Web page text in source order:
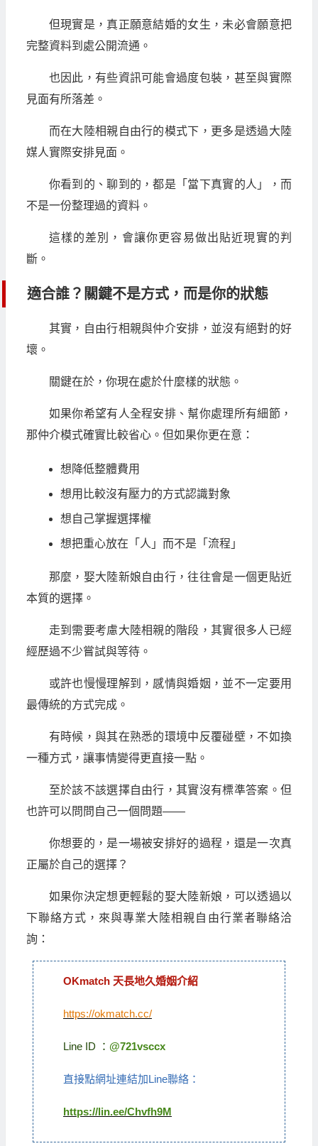
但現實是，真正願意結婚的女生，未必會願意把
完整資料到處公開流通。
也因此，有些資訊可能會過度包裝，甚至與實際
見面有所落差。
而在大陸相親自由行的模式下，更多是透過大陸
媒人實際安排見面。
你看到的、聊到的，都是「當下真實的人」，而
不是一份整理過的資料。
這樣的差別，會讓你更容易做出貼近現實的判
斷。
適合誰？關鍵不是方式，而是你的狀態
其實，自由行相親與仲介安排，並沒有絕對的好
壞。
關鍵在於，你現在處於什麼樣的狀態。
如果你希望有人全程安排、幫你處理所有細節，
那仲介模式確實比較省心。但如果你更在意：
想降低整體費用
想用比較沒有壓力的方式認識對象
想自己掌握選擇權
想把重心放在「人」而不是「流程」
那麼，娶大陸新娘自由行，往往會是一個更貼近
本質的選擇。
走到需要考慮大陸相親的階段，其實很多人已經
經歷過不少嘗試與等待。
或許也慢慢理解到，感情與婚姻，並不一定要用
最傳統的方式完成。
有時候，與其在熟悉的環境中反覆碰壁，不如換
一種方式，讓事情變得更直接一點。
至於該不該選擇自由行，其實沒有標準答案。但
也許可以問問自己一個問題——
你想要的，是一場被安排好的過程，還是一次真
正屬於自己的選擇？
如果你決定想更輕鬆的娶大陸新娘，可以透過以
下聯絡方式，來與專業大陸相親自由行業者聯絡洽
詢：
OKmatch 天長地久婚姻介紹
https://okmatch.cc/
Line ID ： @721vsccx
直接點網址連結加Line聯絡：
https://lin.ee/Chvfh9M